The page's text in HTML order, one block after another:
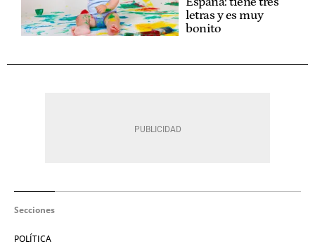
letras y es muy
bonito
Secciones
POLÍTICA